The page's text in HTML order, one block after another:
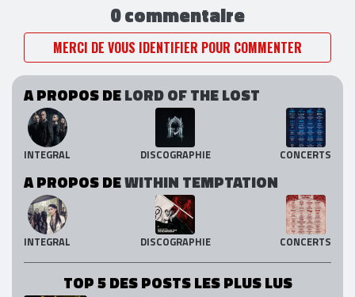
0 commentaire
MERCI DE VOUS IDENTIFIER POUR COMMENTER
A PROPOS DELORD OF THE LOST
INTEGRAL DISCOGRAPHIE CONCERTS
A PROPOS DEWITHIN TEMPTATION
INTEGRAL DISCOGRAPHIE CONCERTS
TOP 5 DES POSTS LES PLUS LUS